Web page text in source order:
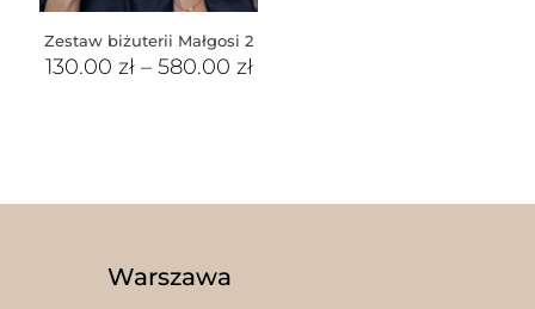
Zestaw biżuterii Małgosi 2
130.00 zł– 580.00 zł
Warszawa